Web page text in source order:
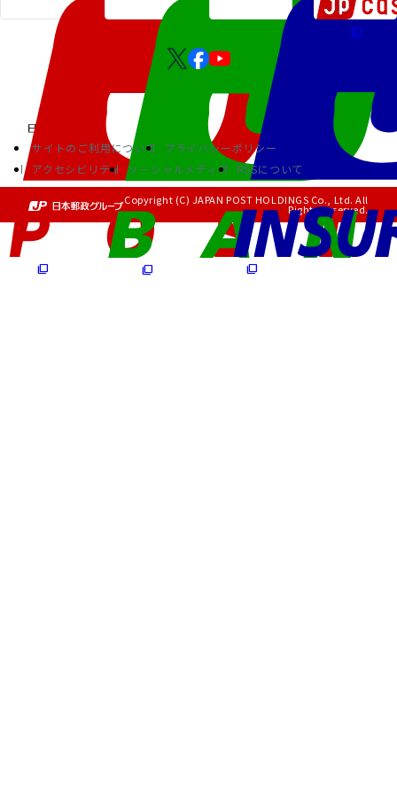
サイトのご利用について
プライバシーポリシー
アクセシビリティ
ソーシャルメディア RSSについて
Copyright (C) JAPAN POST HOLDINGS Co., Ltd. All
Rights Reserved.